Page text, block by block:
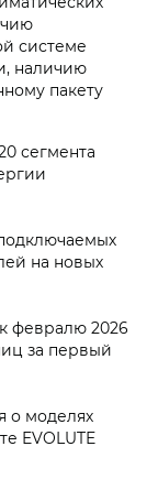
системе
наличию
пакету
сегмента
на новых
к февралю 2026
за первый
о моделях
EVOLUTE